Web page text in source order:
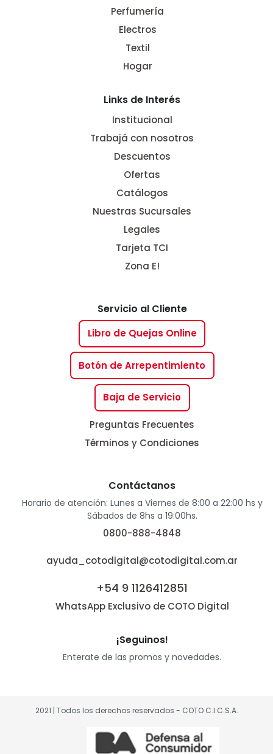
Perfumería
Electros
Textil
Hogar
Links de Interés
Institucional
Trabajá con nosotros
Descuentos
Ofertas
Catálogos
Nuestras Sucursales
Legales
Tarjeta TCI
Zona E!
Servicio al Cliente
Libro de Quejas Online
Botón de Arrepentimiento
Baja de Servicio
Preguntas Frecuentes
Términos y Condiciones
Contáctanos
Horario de atención: Lunes a Viernes de 8:00 a 22:00 hs y
Sábados de 8hs a 19:00hs.
0800-888-4848
ayuda_cotodigital@cotodigital.com.ar
+54 9 1126412851
WhatsApp Exclusivo de COTO Digital
¡Seguinos!
Enterate de las promos y novedades.
2021 | Todos los derechos reservados - COTO C.I.C.S.A.